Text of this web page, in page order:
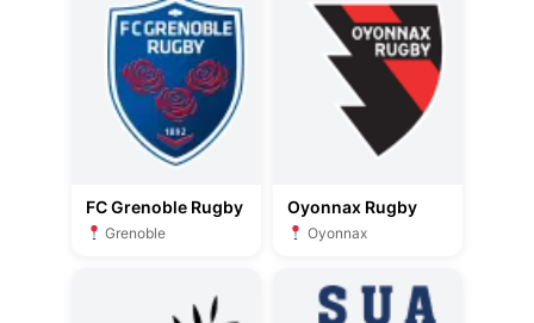
FC Grenoble Rugby
Grenoble
Oyonnax Rugby
Oyonnax